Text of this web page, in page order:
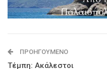
ΠΡΟΗΓΟΎΜΕΝΟ
Τέμπη: Ακάλεστοι